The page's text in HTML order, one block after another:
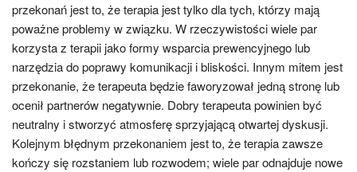
przekonań jest to, że terapia jest tylko dla tych, którzy mają
poważne problemy w związku. W rzeczywistości wiele par
korzysta z terapii jako formy wsparcia prewencyjnego lub
narzędzia do poprawy komunikacji i bliskości. Innym mitem jest
przekonanie, że terapeuta będzie faworyzował jedną stronę lub
ocenił partnerów negatywnie. Dobry terapeuta powinien być
neutralny i stworzyć atmosferę sprzyjającą otwartej dyskusji.
Kolejnym błędnym przekonaniem jest to, że terapia zawsze
kończy się rozstaniem lub rozwodem; wiele par odnajduje nowe